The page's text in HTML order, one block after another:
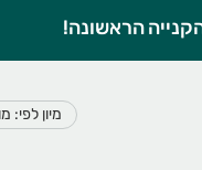
הראשונה!
מיון לפי: